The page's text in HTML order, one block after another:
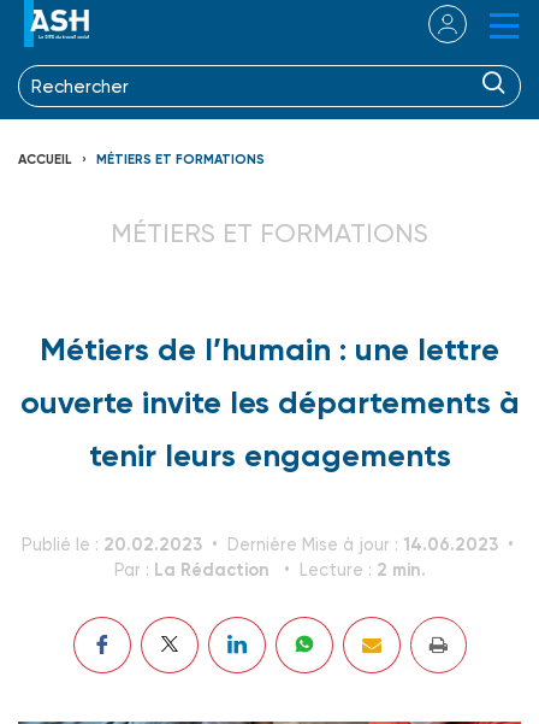
ACCUEIL MÉTIERS ET FORMATIONS
MÉTIERS ET FORMATIONS
Métiers de l’humain : une lettre
ouverte invite les départements à
tenir leurs engagements
Publié le : 20.02.2023 Dernière Mise à jour : 14.06.2023
Par : La Rédaction Lecture : 2 min.